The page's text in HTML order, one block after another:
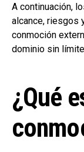
A continuación,
alcance, riesgos
conmoción
dominio sin
¿Qué